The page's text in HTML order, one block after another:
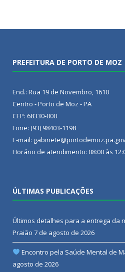
PREFEITURA DE PORTO DE MOZ
End.: Rua 19 de Novembro, 1610
Centro - Porto de Moz - PA
CEP: 68330-000
Fone: (93) 98403-1198
E-mail:
Horário de atendimento: 08:00 às
ÚLTIMAS PUBLICAÇÕES
Últimos detalhes para a entrega da
Praião 7 de agosto de 2026
Encontro pela Saúde Mental de
agosto de 2026